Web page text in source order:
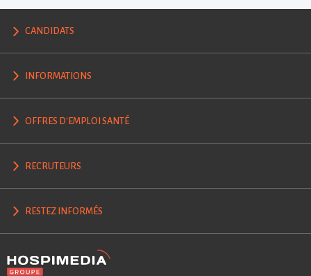
CANDIDATS
INFORMATIONS
OFFRES D'EMPLOI SANTÉ
RECRUTEURS
RESTEZ INFORMÉS